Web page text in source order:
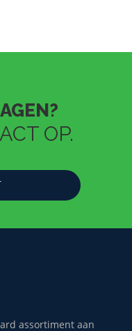
OP.
assortiment aan